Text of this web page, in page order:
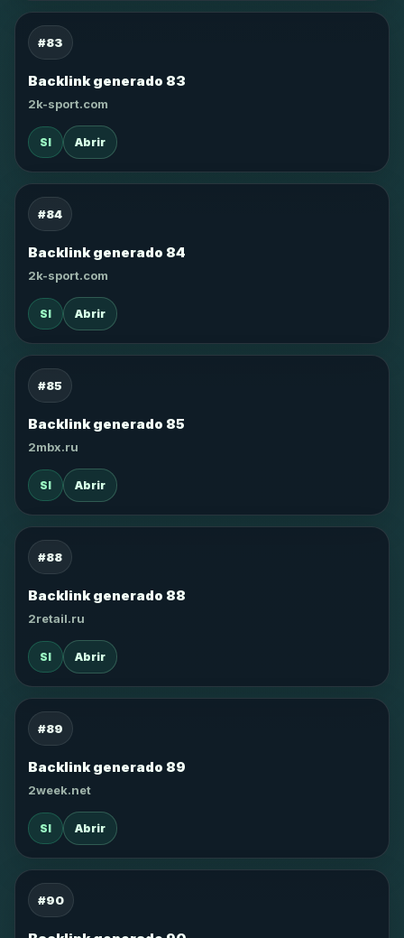
#83
Backlink generado 83
2k-sport.com
SI Abrir
#84
Backlink generado 84
2k-sport.com
SI Abrir
#85
Backlink generado 85
2mbx.ru
SI Abrir
#88
Backlink generado 88
2retail.ru
SI Abrir
#89
Backlink generado 89
2week.net
SI Abrir
#90